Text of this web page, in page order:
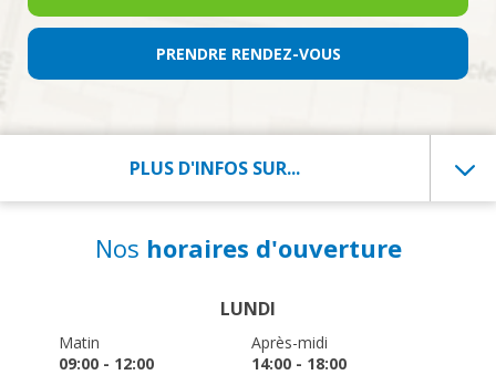
PRENDRE RENDEZ-VOUS
PLUS D'INFOS SUR...
Nos horaires d'ouverture
LUNDI
Matin
09:00 - 12:00
Après-midi
14:00 - 18:00